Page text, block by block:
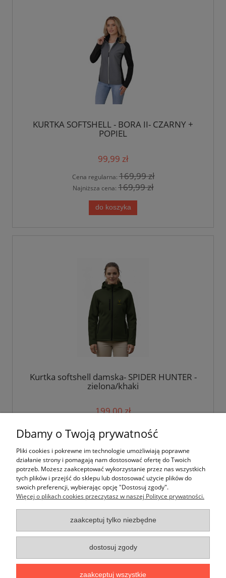
KURTKA SOFTSHELL - BORA II- CZARNY +
POPIEL
99,99 zł
Cena regularna:169,99 zł
Najniższa cena: 169,99 zł
do koszyka
Kurtka softshell damska- SPIDER HUNTER -
zielona/khaki
199,00 zł
do koszyka
Moje konto
Płatności i dostawa
Informacje
Dbamy o Twoją prywatność
Pliki cookies i pokrewne im technologie umożliwiają poprawne
działanie strony i pomagają nam dostosować ofertę do Twoich
potrzeb. Możesz zaakceptować wykorzystanie przez nas wszystkich
tych plików i przejść do sklepu lub dostosować użycie plików do
swoich preferencji, wybierając opcję "Dostosuj zgody".
Więcej o plikach cookies przeczytasz w naszej Polityce prywatności.
zaakceptuj tylko niezbędne
dostosuj zgody
zaakceptuj wszystkie